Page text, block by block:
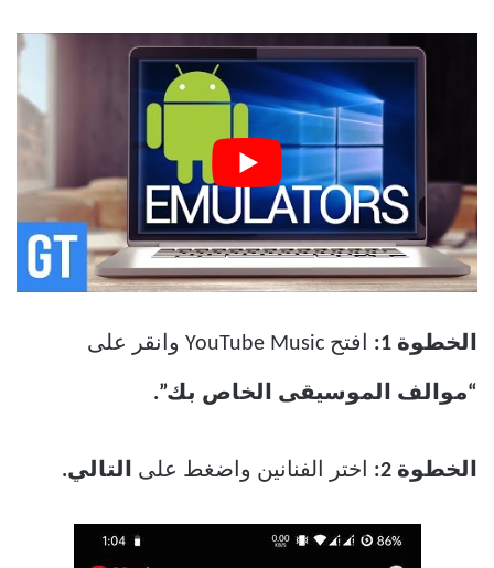
الخطوة 1: افتح YouTube Music وانقر على
“موالف الموسيقى الخاص بك”.
الخطوة 2: اختر الفنانين واضغط على التالي.